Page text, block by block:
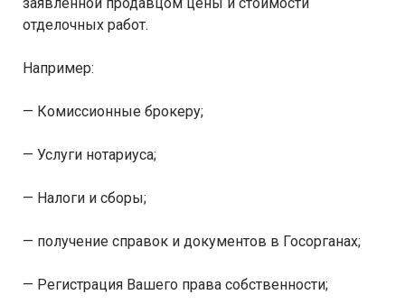
отделочных работ.
Например:
— Комиссионные брокеру;
— Услуги нотариуса;
— Налоги и сборы;
— получение справок и документов в Госорганах;
— Регистрация Вашего права собственности;